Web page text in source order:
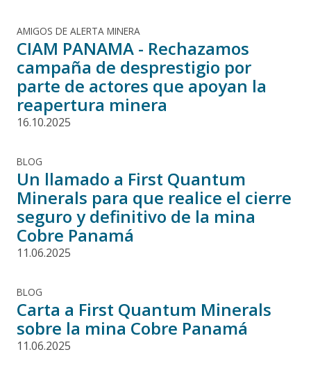
AMIGOS DE ALERTA MINERA
CIAM PANAMA - Rechazamos
campaña de desprestigio por
parte de actores que apoyan la
reapertura minera
16.10.2025
BLOG
Un llamado a First Quantum
Minerals para que realice el cierre
seguro y definitivo de la mina
Cobre Panamá
11.06.2025
BLOG
Carta a First Quantum Minerals
sobre la mina Cobre Panamá
11.06.2025